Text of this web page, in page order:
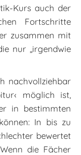
Kurs auch der
Fortschritte
zusammen mit
nur „irgendwie
nachvollziehbar
möglich ist,
in bestimmten
In bis zu
bewertet
die Fächer